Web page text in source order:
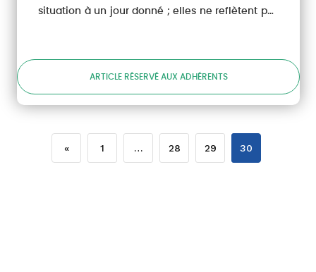
situation à un jour donné ; elles ne reflètent pas
ARTICLE RÉSERVÉ AUX ADHÉRENTS
« 1 … 28 29 30